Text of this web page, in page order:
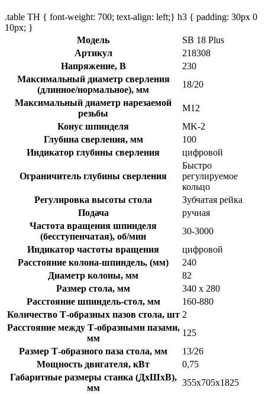
.table TH { font-weight: 700; text-align: left;} h3 { padding: 30px 0
10px; }
Модель
SB 18 Plus
Артикул
218308
Напряжение, В
230
Максимальный диаметр сверления
(длинное/нормальное), мм
18/20
Максимальный диаметр нарезаемой
резьбы
М12
Конус шпинделя
MK-2
Глубина сверления, мм
100
Индикатор глубины сверления
цифровой
Ограничитель глубины сверления
Быстро
регулируемое
кольцо
Регулировка высоты стола
Зубчатая рейка
Подача
ручная
Частота вращения шпинделя
(бесступенчатая), об/мин
30-3000
Индикатор частоты вращения
цифровой
Расстояние колона-шпиндель, (мм)
240
Диаметр колоны, мм
82
Размер стола, мм
340 х 280
Расстояние шпиндель-стол, мм
160-880
Количество Т-образных пазов стола, шт 2
Расстояние между Т-образными пазами,
мм
125
Размер Т-образного паза стола, мм
13/26
Мощность двигателя, кВт
0,75
Габаритные размеры станка (ДхШхВ),
мм
355х705х1825